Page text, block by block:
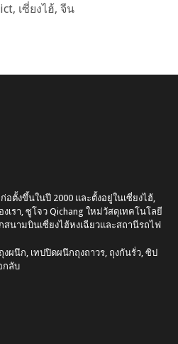
เซี่ยงไฮ้, จีน
ก่อตั้งขึ้นในปี 2000 และตั้งอยู่ในเซี่ยงไฮ้,
งเรา, ซูโจว Qichang ใหม่วัสดุเทคโนโลยี
สนามบินเซี่ยงไฮ้หงเฉียวและสถานีรถไฟ
นึก, เทปปิดผนึกถุงถาวร, ถุงกันรั่ว, ซิป
กลับ